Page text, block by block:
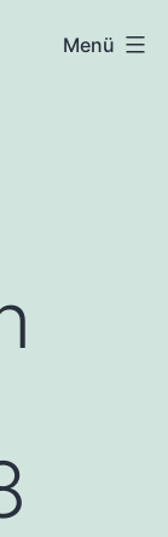
Menü